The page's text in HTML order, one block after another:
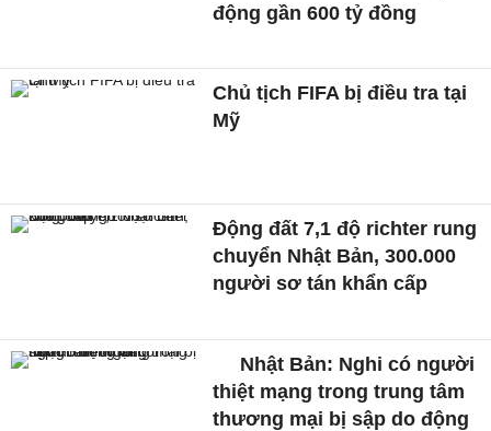
động gần 600 tỷ đồng
Chủ tịch FIFA bị điều tra tại
Mỹ
Động đất 7,1 độ richter rung
chuyển Nhật Bản, 300.000
người sơ tán khẩn cấp
Nhật Bản: Nghi có người
thiệt mạng trong trung tâm
thương mại bị sập do động